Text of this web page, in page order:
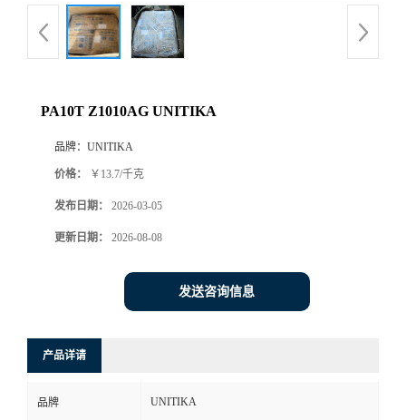
PA10T Z1010AG UNITIKA
品牌： UNITIKA
价格： ￥13.7/千克
发布日期： 2026-03-05
更新日期： 2026-08-08
发送咨询信息
产品详请
品牌 UNITIKA